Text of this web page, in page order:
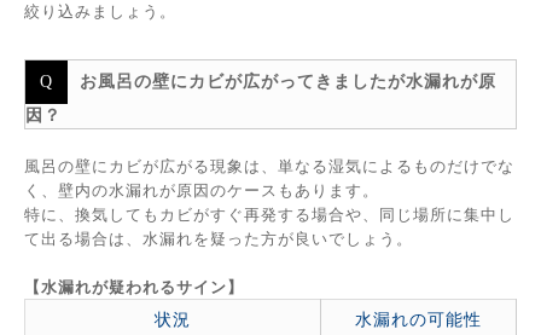
絞り込みましょう。
お風呂の壁にカビが広がってきましたが水漏れが原
因？
風呂の壁にカビが広がる現象は、単なる湿気によるものだけでな
く、壁内の水漏れが原因のケースもあります。
特に、換気してもカビがすぐ再発する場合や、同じ場所に集中し
て出る場合は、水漏れを疑った方が良いでしょう。
【水漏れが疑われるサイン】
状況 水漏れの可能性